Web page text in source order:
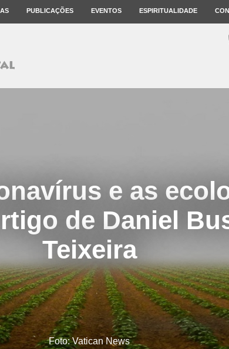
PUBLICAÇÕES EVENTOS ESPIRITUALIDADE
e as
de Daniel
Teixeira
Foto: Vatican News